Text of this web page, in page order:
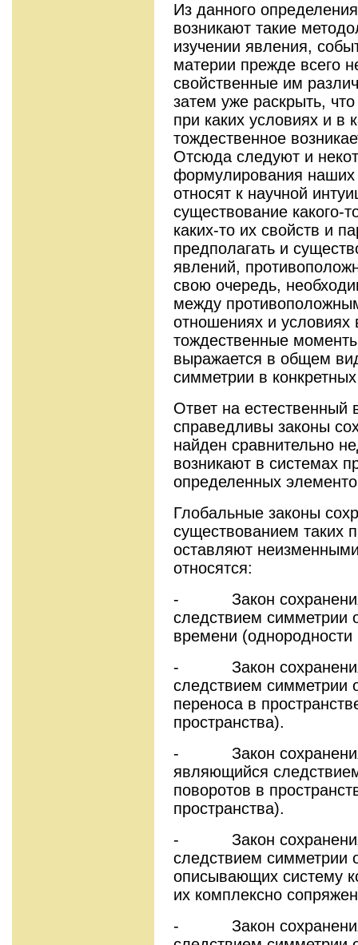
Из данного
возникают такие
изучении явления,
материи прежде всего
свойственные им
затем уже раскрыть,
при каких условиях и в
тождественное
Отсюда следуют и
формулирования наших
относят к научной
существование какого-
каких-то их свойств и
предполагать и
явлений,
свою очередь,
между
отношениях и условиях
тождественные
выражается в общем
симметрии в
Ответ на естественный
справедливы законы
найден сравнительно
возникают в системах
определенных
Глобальные законы
существованием таких
оставляют
относятся:
- Закон сохранения
следствием симметрии
времени
- Закон сохранения
следствием симметрии
переноса в
пространства).
- Закон сохранения
являющийся
поворотов в
пространства).
- Закон сохранения
следствием симметрии
описывающих систему
их комплексно
- Закон сохранения